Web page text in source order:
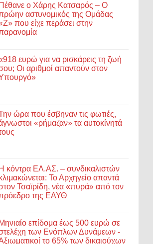
Πέθανε ο Χάρης Κατσαρός – Ο
αστυνομικός της Ομάδας
που είχε περάσει στην
ευρώ για να ρισκάρεις τη ζωή
Οι αριθμοί απαντούν στον
ώρα που έσβηναν τις φωτιές,
«ρήμαζαν» τα αυτοκίνητά
Η κόντρα ΕΛ.ΑΣ. – συνδικαλιστών
Το Αρχηγείο απαντά
Τσαϊρίδη, νέα «πυρά» από τον
της ΕΑΥΘ
Μηνιαίο επίδομα έως 500 ευρώ σε
των Ενόπλων Δυνάμεων -
το 65% των δικαιούχων